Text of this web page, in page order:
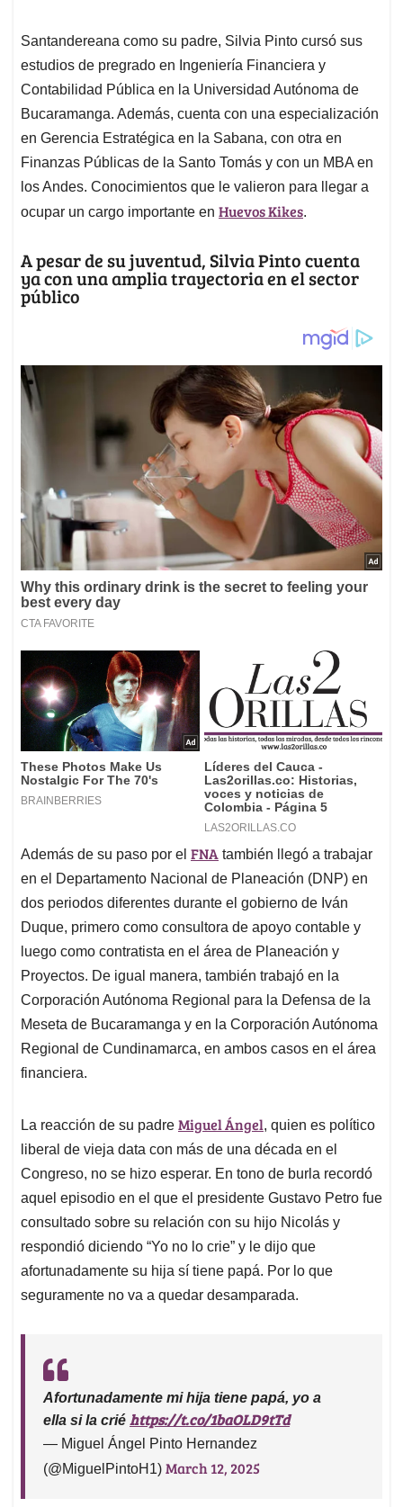
Santandereana como su padre, Silvia Pinto cursó sus
estudios de pregrado en Ingeniería Financiera y
Contabilidad Pública en la Universidad Autónoma de
Bucaramanga. Además, cuenta con una especialización
en Gerencia Estratégica en la Sabana, con otra en
Finanzas Públicas de la Santo Tomás y con un MBA en
los Andes. Conocimientos que le valieron para llegar a
ocupar un cargo importante en Huevos Kikes.
A pesar de su juventud, Silvia Pinto cuenta
ya con una amplia trayectoria en el sector
público
Además de su paso por el FNA también llegó a trabajar
en el Departamento Nacional de Planeación (DNP) en
dos periodos diferentes durante el gobierno de Iván
Duque, primero como consultora de apoyo contable y
luego como contratista en el área de Planeación y
Proyectos. De igual manera, también trabajó en la
Corporación Autónoma Regional para la Defensa de la
Meseta de Bucaramanga y en la Corporación Autónoma
Regional de Cundinamarca, en ambos casos en el área
financiera.
La reacción de su padre Miguel Ángel, quien es político
liberal de vieja data con más de una década en el
Congreso, no se hizo esperar. En tono de burla recordó
aquel episodio en el que el presidente Gustavo Petro fue
consultado sobre su relación con su hijo Nicolás y
respondió diciendo “Yo no lo crie” y le dijo que
afortunadamente su hija sí tiene papá. Por lo que
seguramente no va a quedar desamparada.
Afortunadamente mi hija tiene papá, yo a
ella si la crié https://t.co/1baOLD9tTd
— Miguel Ángel Pinto Hernandez
(@MiguelPintoH1) March 12, 2025